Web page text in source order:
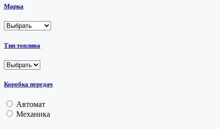
Марка
Тип топлива
Коробка передач
Автомат
Механика